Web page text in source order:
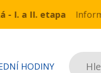
VN a NN v ul.
Informace z MČ
Hledat
HODINY